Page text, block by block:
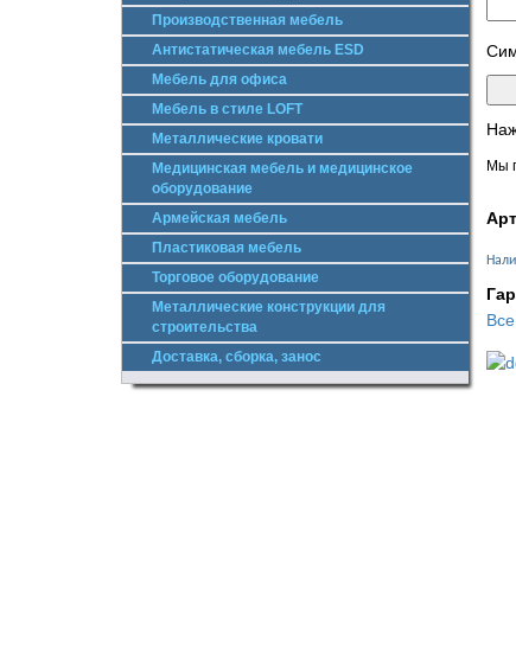
Производственная мебель
Антистатическая мебель ESD
Мебель для офиса
Мебель в стиле LOFT
Металлические кровати
Медицинская мебель и медицинское
оборудование
Армейская мебель
Пластиковая мебель
Торговое оборудование
Металлические конструкции для
строительства
Доставка, сборка, занос
Мы